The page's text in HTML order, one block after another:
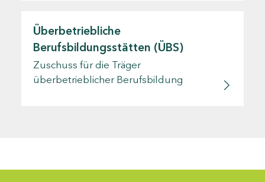
Überbetriebliche
Berufsbildungsstätten (ÜBS)
Zuschuss für die Träger
überbetrieblicher Berufsbildung